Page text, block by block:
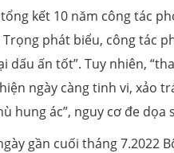
kết 10 năm công tác
Trọng phát biểu, công tác
dấu ấn tốt”. Tuy nhiên,
ngày càng tinh vi, xảo
hung ác”, nguy cơ đe
gần cuối tháng 7.2022